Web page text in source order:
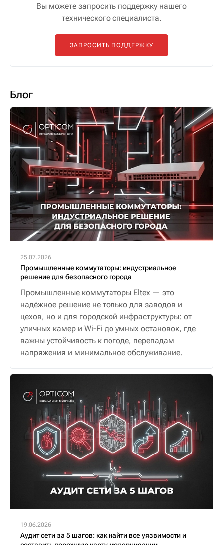
Вы можете запросить поддержку нашего
технического специалиста.
ЗАПРОСИТЬ ПОДДЕРЖКУ
Блог
25.07.2026
Промышленные коммутаторы: индустриальное
решение для безопасного города
Промышленные коммутаторы Eltex — это
надёжное решение не только для заводов и
цехов, но и для городской инфраструктуры: от
уличных камер и Wi-Fi до умных остановок, где
важны устойчивость к погоде, перепадам
напряжения и минимальное обслуживание.
19.06.2026
Аудит сети за 5 шагов: как найти все уязвимости и